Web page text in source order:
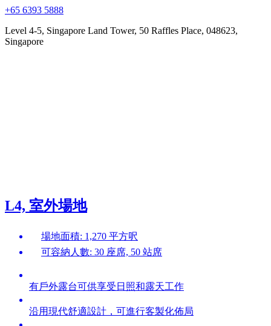
+65 6393 5888
Level 4-5, Singapore Land Tower, 50 Raffles Place, 048623,
Singapore
L4, 室外場地
場地面積: 1,270 平方呎
可容納人數: 30 座席, 50 站席
有戶外露台可供享受日照和露天工作
沿用現代舒適設計，可進行客製化佈局